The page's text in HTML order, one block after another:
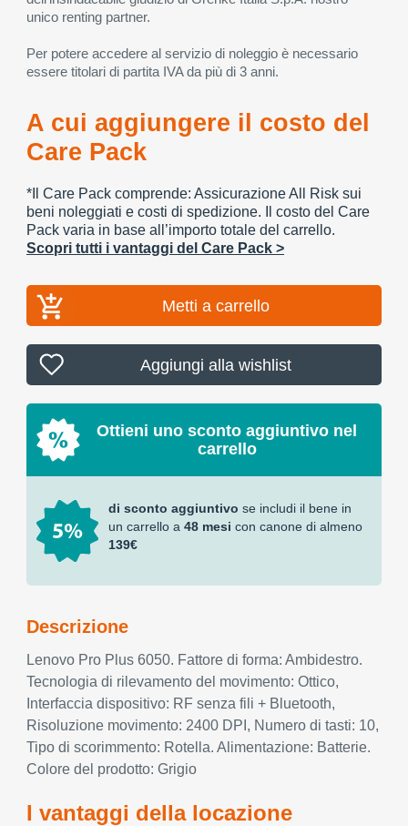
unico renting partner.
Per potere accedere al servizio di noleggio è necessario
essere titolari di partita IVA da più di 3 anni.
A cui aggiungere il costo del
Care Pack
*Il Care Pack comprende: Assicurazione All Risk sui
beni noleggiati e costi di spedizione. Il costo del Care
Pack varia in base all’importo totale del carrello.
Scopri tutti i vantaggi del Care Pack >
Metti a carrello
Aggiungi alla wishlist
Ottieni uno sconto aggiuntivo nel
carrello
di sconto aggiuntivo se includi il bene in
un carrello a 48 mesi con canone di almeno
139€
Descrizione
Lenovo Pro Plus 6050. Fattore di forma: Ambidestro.
Tecnologia di rilevamento del movimento: Ottico,
Interfaccia dispositivo: RF senza fili + Bluetooth,
Risoluzione movimento: 2400 DPI, Numero di tasti: 10,
Tipo di scorimmento: Rotella. Alimentazione: Batterie.
Colore del prodotto: Grigio
I vantaggi della locazione